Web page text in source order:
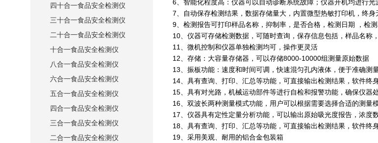
四十合一食品安全检测仪
三十合一食品安全检测仪
二十合一食品安全检测仪
十合一食品安全检测仪
八合一食品安全检测仪
六合一食品安全检测仪
五合一食品安全检测仪
四合一食品安全检测仪
三合一食品安全检测仪
二合一食品安全检测仪
6、智能化程度高：仪器可以自动诊断系统故障；仪器开机均进行
7、自动保存检测结果，数据存储量大，内置微型热敏打印机，终身
9、检测报告可打印样品名称，抑制率，是否合格，检测日期 ，检
10、仪器可存储检测数据，可随时查询，保存信息包括，样品名称
11、微机控制和仪器单独检测均可，操作更灵活
12、存储：大容量存储器，可以存储8000-10000组测量原始数据
13、振板功能：速度和时间可调，快速混匀孔内液体，便于准确测
14、具有查询、打印、汇总等功能，可直接输出检测结果，软件终
15、具有对光路，机械运动部件等进行自检和报警功能，确保仪器
16、双波长两种测量模式功能，用户可以根据需要选择合适的测量
17、仪器具有定性定量分析功能，可以输出原始吸光度报告，浓度
18、具有查询、打印、汇总等功能，可直接输出检测结果，软件终
19、采用美观、耐用的铝合金包装箱